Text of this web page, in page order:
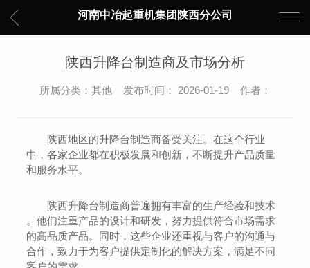
河南中冶起重机集团陕西分公司
陕西升降台制造商及市场分析
所属分类：其他 发布时间： 2026-01-19 作者：
陕西地区的升降台制造商备受关注。在这个行业
中，各家企业都在积极发展和创新，不断提升产品质量
和服务水平。
陕西升降台制造商普遍拥有丰富的生产经验和技术
。他们注重产品的设计和研发，努力提供符合市场需求
的高品质产品。同时，这些企业还重视与客户的沟通与
合作，致力于为客户提供定制化的解决方案，满足不同